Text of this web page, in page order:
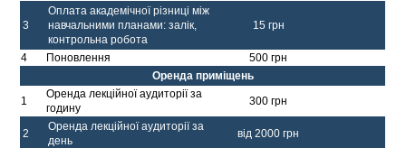
3
Оплата академічної різниці між
навчальними планами: залік,
контрольна робота
15 грн
4 Поновлення
500 грн
Оренда приміщень
1
Оренда лекційної аудиторії за
годину
300 грн
2
Оренда лекційної аудиторії за
день
від 2000 грн